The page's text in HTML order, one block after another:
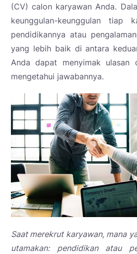
(CV) calon karyawan Anda.
keunggulan-keunggulan tiap
pendidikannya atau
yang lebih baik di antara
Anda dapat menyimak
mengetahui jawabannya.
Saat merekrut karyawan, mana
utamakan: pendidikan atau